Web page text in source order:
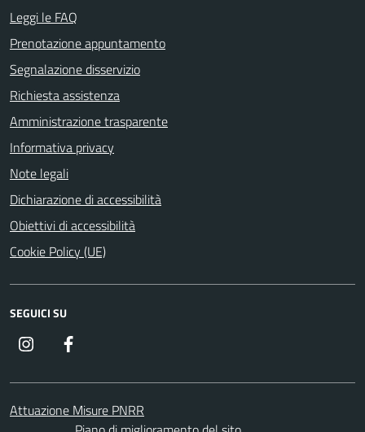
Leggi le FAQ
Prenotazione appuntamento
Segnalazione disservizio
Richiesta assistenza
Amministrazione trasparente
Informativa privacy
Note legali
Dichiarazione di accessibilità
Obiettivi di accessibilità
Cookie Policy (UE)
SEGUICI SU
Instagram
Attuazione Misure PNRR